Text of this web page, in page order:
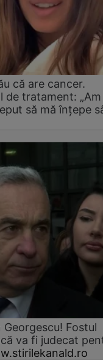
că are cancer.
de tratament:
să mă înțepe
Georgescu! Fostul
va fi judecat